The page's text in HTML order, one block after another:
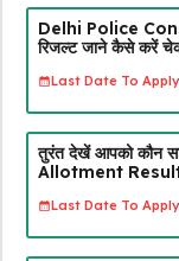
Delhi Police
रिजल्ट जाने कैसे करें
Last Date To
तुरंत देखें आपको कौन
Allotment
Last Date To